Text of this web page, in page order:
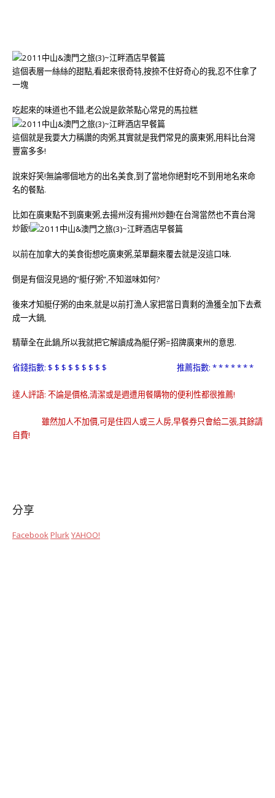
這個表層一絲絲的甜點,看起來很奇特,按捺不住好奇心的我,忍不住拿了
一塊
吃起來的味道也不錯,老公說是飲茶點心常見的馬拉糕
這個就是我要大力稱讚的肉粥,其實就是我們常見的廣東粥,用料比台灣
豐富多多!
說來好笑!無論哪個地方的出名美食,到了當地你絕對吃不到用地名來命
名的餐點.
比如在廣東點不到廣東粥,去揚州沒有揚州炒麵!在台灣當然也不賣台灣
炒飯!
以前在加拿大的美食街想吃廣東粥,菜單翻來覆去就是沒這口味.
倒是有個沒見過的”艇仔粥”,不知滋味如何?
後來才知艇仔粥的由來,就是以前打漁人家把當日賣剩的漁獲全加下去煮
成一大鍋,
精華全在此鍋,所以我就把它解讀成為艇仔粥=招牌廣東州的意思.
省錢指數: $ $ $ $ $ $ $ $ $ 推薦指數: * * * * * * *
達人評語: 不論是價格,清潔或是週遭用餐購物的便利性都很推薦!
雖然加人不加價,可是住四人或三人房,早餐券只會給二張,其餘請
自費!
分享
FacebookPlurkYAHOO!